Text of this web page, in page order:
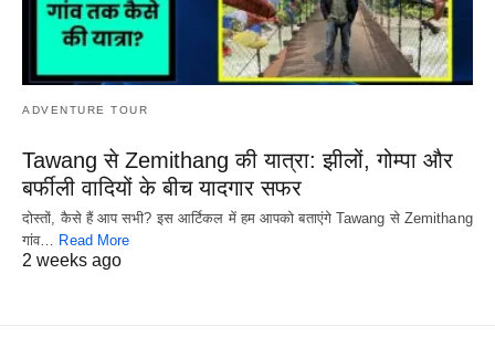
ADVENTURE TOUR
Tawang से Zemithang की यात्रा: झीलों, गोम्पा और
बर्फीली वादियों के बीच यादगार सफर
दोस्तों, कैसे हैं आप सभी? इस आर्टिकल में हम आपको बताएंगे Tawang से Zemithang
गांव… Read More
2 weeks ago